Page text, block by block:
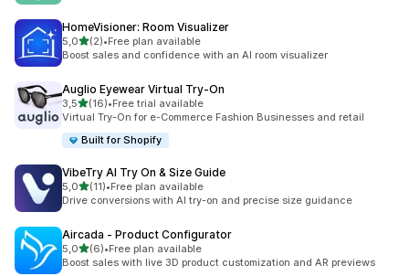
HomeVisioner: Room Visualizer
5,0na 5 gwiazdek
(2)
Łączna liczba recenzji: 2
•Free plan available
Boost sales and confidence with an AI room visualizer
Auglio Eyewear Virtual Try‑On
3,5na 5 gwiazdek
(16)
Łączna liczba recenzji: 16
•Free trial available
Virtual Try-On for e-Commerce Fashion Businesses and retail
Built for Shopify
VibeTry AI Try On & Size Guide
5,0na 5 gwiazdek
(11)
Łączna liczba recenzji: 11
•Free plan available
Drive conversions with AI try-on and precise size guidance
Aircada ‑ Product Configurator
5,0na 5 gwiazdek
(6)
Łączna liczba recenzji: 6
•Free plan available
Boost sales with live 3D product customization and AR previews